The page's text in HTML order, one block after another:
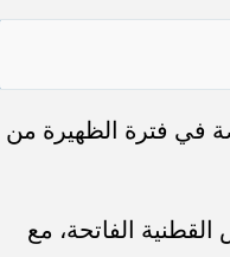
في فترة الظهيرة من
الفاتحة، مع